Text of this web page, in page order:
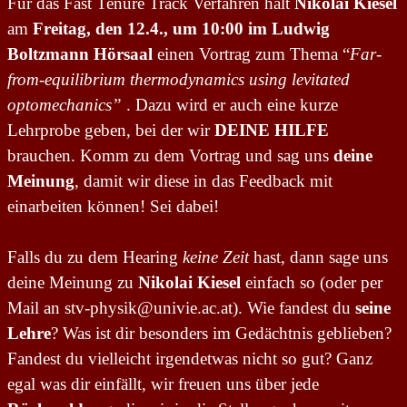
am Freitag, den 12.4., um 10:00 im Ludwig
Boltzmann Hörsaal einen Vortrag zum Thema “Far-
from-equilibrium thermodynamics using levitated
optomechanics” . Dazu wird er auch eine kurze
Lehrprobe geben, bei der wirDEINE HILFE
brauchen. Komm zu dem Vortrag und sag uns deine
Meinung, damit wir diese in das Feedback mit
einarbeiten können! Sei dabei!
Falls du zu dem Hearing keine Zeithast, dann sage uns
deine Meinung zu Nikolai Kiesel einfach so (oder per
Mail an stv-physik@univie.ac.at). Wie fandest du seine
Lehre? Was ist dir besonders im Gedächtnis geblieben?
Fandest du vielleicht irgendetwas nicht so gut? Ganz
egal was dir einfällt, wir freuen uns über jede